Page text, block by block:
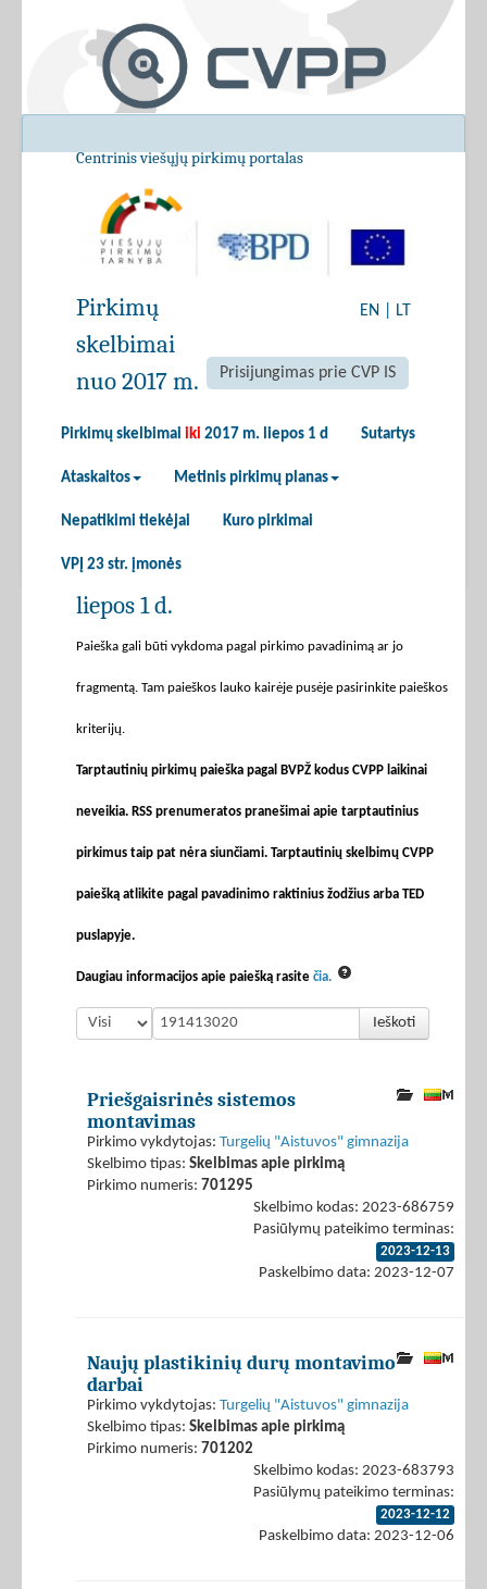
Centrinis viešųjų pirkimų portalas
EN LT
Prisijungimas prie CVP IS
Pirkimų skelbimai iki 2017 m. liepos 1 d Sutartys
Ataskaitos Metinis pirkimų planas
Nepatikimi tiekėjai Kuro pirkimai
VPĮ 23 str. įmonės
Pirkimų
skelbimai
nuo 2017 m.
liepos 1 d.
Paieška gali būti vykdoma pagal pirkimo pavadinimą ar jo
fragmentą. Tam paieškos lauko kairėje pusėje pasirinkite paieškos
kriterijų.
Tarptautinių pirkimų paieška pagal BVPŽ kodus CVPP laikinai
neveikia. RSS prenumeratos pranešimai apie tarptautinius
pirkimus taip pat nėra siunčiami. Tarptautinių skelbimų CVPP
paiešką atlikite pagal pavadinimo raktinius žodžius arba TED
puslapyje.
Daugiau informacijos apie paiešką rasite čia.
Ieškoti
Priešgaisrinės sistemos
montavimas
Pirkimo vykdytojas: Turgelių "Aistuvos" gimnazija
Skelbimo tipas: Skelbimas apie pirkimą
Pirkimo numeris: 701295
Skelbimo kodas: 2023-686759
Pasiūlymų pateikimo terminas:
2023-12-13
Paskelbimo data: 2023-12-07
Naujų plastikinių durų montavimo
darbai
Pirkimo vykdytojas: Turgelių "Aistuvos" gimnazija
Skelbimo tipas: Skelbimas apie pirkimą
Pirkimo numeris: 701202
Skelbimo kodas: 2023-683793
Pasiūlymų pateikimo terminas:
2023-12-12
Paskelbimo data: 2023-12-06